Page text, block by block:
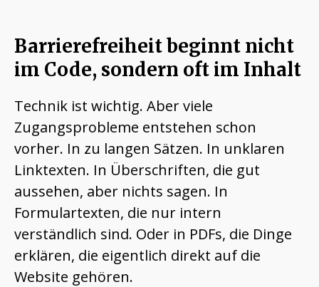
Barrierefreiheit beginnt nicht
im Code, sondern oft im Inhalt
Technik ist wichtig. Aber viele
Zugangsprobleme entstehen schon
vorher. In zu langen Sätzen. In unklaren
Linktexten. In Überschriften, die gut
aussehen, aber nichts sagen. In
Formulartexten, die nur intern
verständlich sind. Oder in PDFs, die Dinge
erklären, die eigentlich direkt auf die
Website gehören.